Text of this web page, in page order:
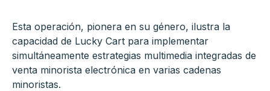
Esta operación, pionera en su género, ilustra la
capacidad de Lucky Cart para implementar
simultáneamente estrategias multimedia integradas de
venta minorista electrónica en varias cadenas
minoristas.